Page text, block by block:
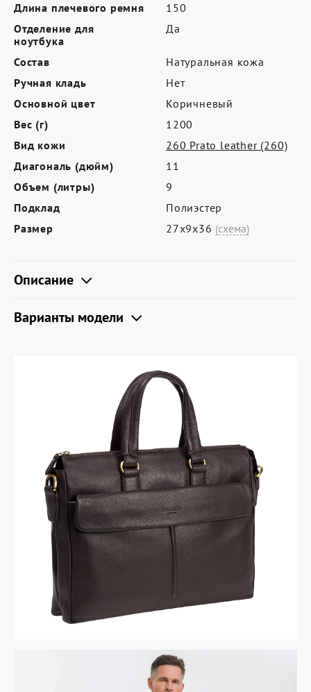
Партнерам
Контакты
Политика обработки персональных
данных
Длина плечевого ремня
150
Отделение для
ноутбука
Да
Состав
Натуральная кожа
Ручная кладь
Нет
Основной цвет
Коричневый
Вес (г)
1200
Вид кожи
260 Prato leather (260)
Диагональ (дюйм)
11
Объем (литры)
9
Подклад
Полиэстер
Размер
27х9х36 (схема)
Описание
Варианты модели